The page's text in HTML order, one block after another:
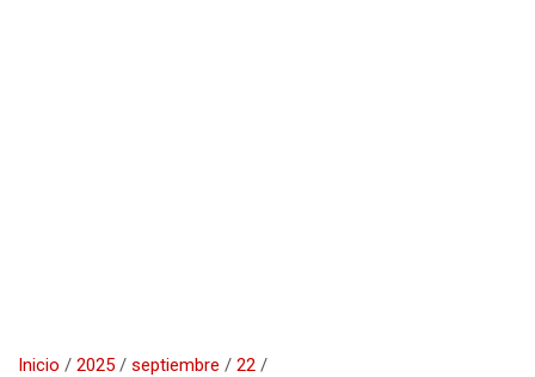
Inicio 2025 septiembre
22